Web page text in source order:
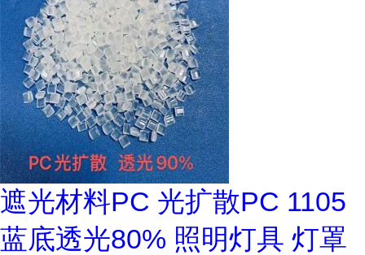
遮光材料PC 光扩散PC 1105
蓝底透光80% 照明灯具 灯罩